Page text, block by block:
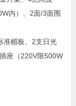
内）、2面/3面围
准楣板、2支日光
座（220V限500W